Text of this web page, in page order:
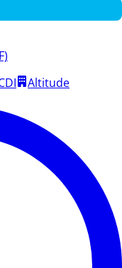
Altitude